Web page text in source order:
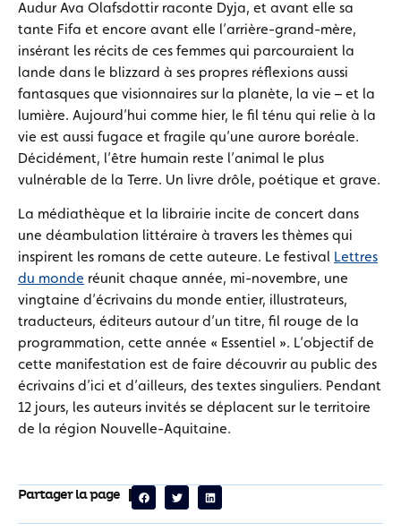
Audur Ava Olafsdottir raconte Dyja, et avant elle sa
tante Fifa et encore avant elle l’arrière-grand-mère,
insérant les récits de ces femmes qui parcouraient la
lande dans le blizzard à ses propres réflexions aussi
fantasques que visionnaires sur la planète, la vie – et la
lumière. Aujourd’hui comme hier, le fil ténu qui relie à la
vie est aussi fugace et fragile qu’une aurore boréale.
Décidément, l’être humain reste l’animal le plus
vulnérable de la Terre. Un livre drôle, poétique et grave.
La médiathèque et la librairie incite de concert dans
une déambulation littéraire à travers les thèmes qui
inspirent les romans de cette auteure. Le festival Lettres
du monde réunit chaque année, mi-novembre, une
vingtaine d’écrivains du monde entier, illustrateurs,
traducteurs, éditeurs autour d’un titre, fil rouge de la
programmation, cette année « Essentiel ». L’objectif de
cette manifestation est de faire découvrir au public des
écrivains d’ici et d’ailleurs, des textes singuliers. Pendant
12 jours, les auteurs invités se déplacent sur le territoire
de la région Nouvelle-Aquitaine.
Partager la page